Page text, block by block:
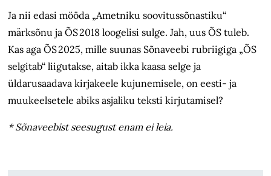
Ja nii edasi mööda „Ametniku soovitussõnastiku“
märksõnu ja ÕS 2018 loogelisi sulge. Jah, uus ÕS tuleb.
Kas aga ÕS 2025, mille suunas Sõnaveebi rubriigiga „ÕS
selgitab“ liigutakse, aitab ikka kaasa selge ja
üldarusaadava kirjakeele kujunemisele, on eesti- ja
muukeelsetele abiks asjaliku teksti kirjutamisel?
* Sõnaveebist seesugust enam ei leia.